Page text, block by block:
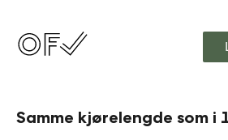
Samme kjørelengde som i